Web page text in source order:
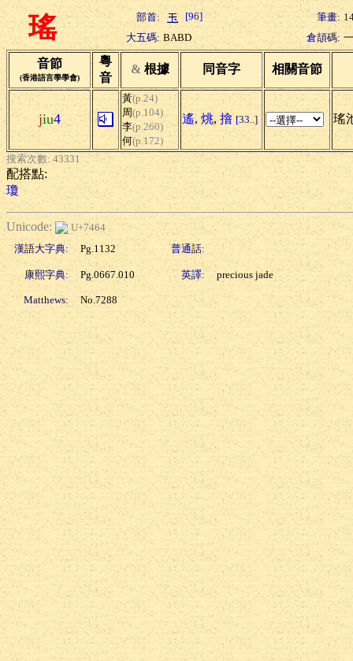
瑤 部首: [96] 筆畫:
大五碼: BABD 倉頡碼:
音節
(香港語言學學會)
粵
音
& 根據 同音字 相關音節
jiu4
黃(p.24)
周(p.104)
李(p.260)
何(p.172)
遙, 烑, 摿 [33..] 瑤
搜索次數: 43331
配搭點:
瓊
Unicode:
U+7464
漢語大字典:
Pg.1132 普通話:
康熙字典: Pg.0667.010 英譯: precious jade
Matthews: No.7288